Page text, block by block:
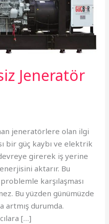
Jeneratör
jeneratörlere olan ilgi
bir güç kaybı ve elektrik
girerek iş yerine
aktarır. Bu
karşılaşması
Bu yüzden günümüzde
artmış durumda.
[…]